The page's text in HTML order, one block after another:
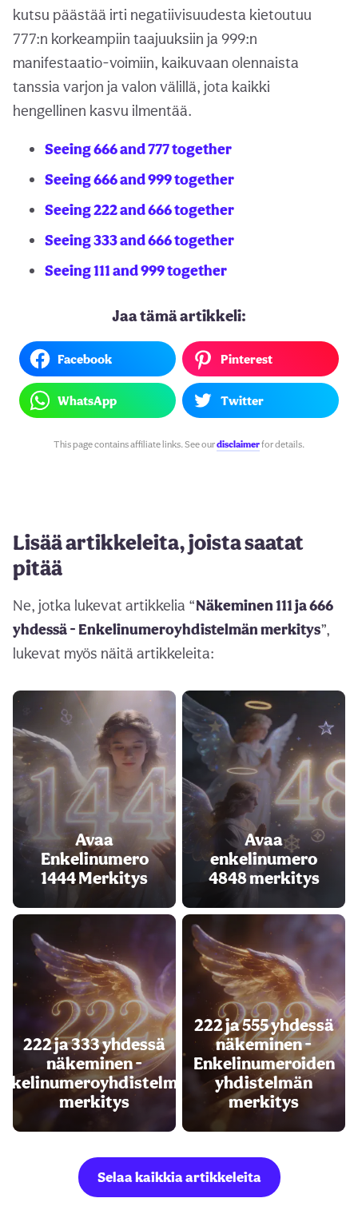
kutsu päästää irti negatiivisuudesta kietoutuu
777:n korkeampiin taajuuksiin ja 999:n
manifestaatio-voimiin, kaikuvaan olennaista
tanssia varjon ja valon välillä, jota kaikki
hengellinen kasvu ilmentää.
Seeing 666 and 777 together
Seeing 666 and 999 together
Seeing 222 and 666 together
Seeing 333 and 666 together
Seeing 111 and 999 together
Jaa tämä artikkeli:
Facebook Pinterest
WhatsApp Twitter
This page contains affiliate links. See ourdisclaimerfor details.
Lisää artikkeleita, joista saatat
pitää
Ne, jotka lukevat artikkelia “Näkeminen 111 ja 666
yhdessä - Enkelinumeroyhdistelmän merkitys”,
lukevat myös näitä artikkeleita:
Avaa
Enkelinumero
1444 Merkitys
Avaa
enkelinumero
4848 merkitys
222 ja 333 yhdessä
näkeminen -
merkitys
222 ja 555 yhdessä
näkeminen -
Enkelinumeroiden
yhdistelmän
merkitys
Selaa kaikkia artikkeleita